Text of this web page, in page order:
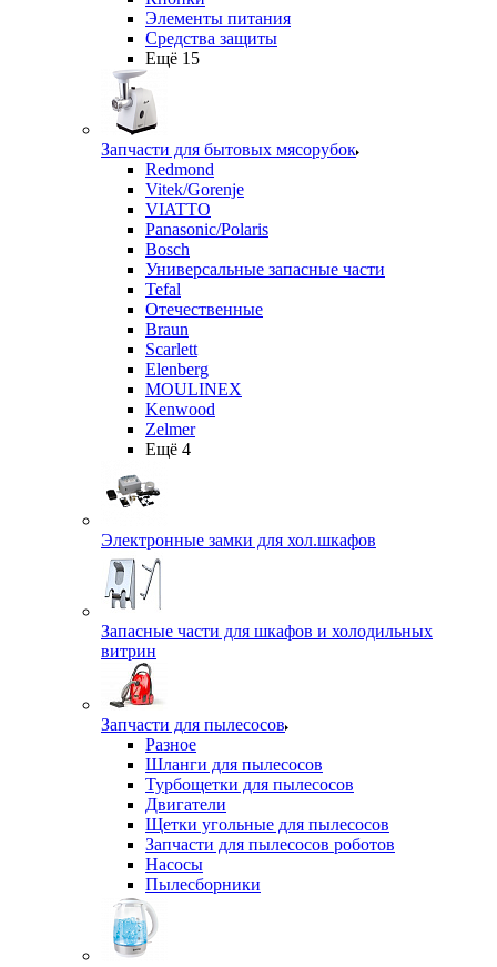
Элементы питания
Средства защиты
Ещё 15
Запчасти для бытовых мясорубок
Redmond
Vitek/Gorenje
VIATTO
Panasonic/Polaris
Bosch
Универсальные запасные части
Tefal
Отечественные
Braun
Scarlett
Elenberg
MOULINEX
Kenwood
Zelmer
Ещё 4
Электронные замки для хол.шкафов
Запасные части для шкафов и холодильных
витрин
Запчасти для пылесосов
Разное
Шланги для пылесосов
Турбощетки для пылесосов
Двигатели
Щетки угольные для пылесосов
Запчасти для пылесосов роботов
Насосы
Пылесборники